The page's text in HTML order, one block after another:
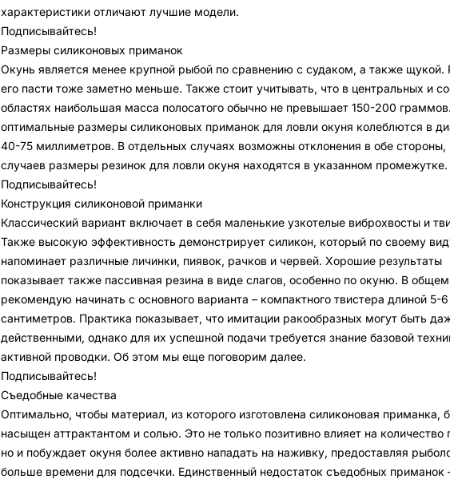
характеристики отличают лучшие модели.
Подписывайтесь!
Размеры силиконовых приманок
Окунь является менее крупной рыбой по сравнению с судаком, а также
его пасти тоже заметно меньше. Также стоит учитывать, что в центральных и
областях наибольшая масса полосатого обычно не превышает 150-200
оптимальные размеры силиконовых приманок для ловли окуня колеблются в
40-75 миллиметров. В отдельных случаях возможны отклонения в обе стороны,
случаев размеры резинок для ловли окуня находятся в указанном промежутке.
Подписывайтесь!
Конструкция силиконовой приманки
Классический вариант включает в себя маленькие узкотелые виброхвосты и
Также высокую эффективность демонстрирует силикон, который по своему
напоминает различные личинки, пиявок, рачков и червей. Хорошие результаты
показывает также пассивная резина в виде слагов, особенно по окуню. В
рекомендую начинать с основного варианта – компактного твистера длиной 5-6
сантиметров. Практика показывает, что имитации ракообразных могут быть
действенными, однако для их успешной подачи требуется знание базовой
активной проводки. Об этом мы еще поговорим далее.
Подписывайтесь!
Съедобные качества
Оптимально, чтобы материал, из которого изготовлена силиконовая приманка,
насыщен аттрактантом и солью. Это не только позитивно влияет на количество
но и побуждает окуня более активно нападать на наживку, предоставляя
больше времени для подсечки. Единственный недостаток съедобных приманок